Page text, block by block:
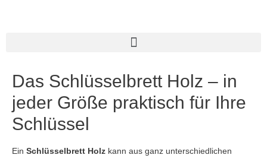
Das Schlüsselbrett Holz – in
jeder Größe praktisch für Ihre
Schlüssel
Ein Schlüsselbrett Holz kann aus ganz unterschiedlichen